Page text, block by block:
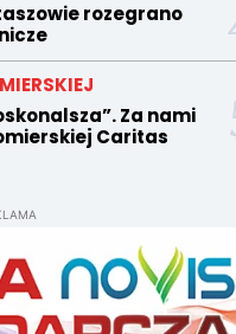
rozegrano
Za nami
Caritas